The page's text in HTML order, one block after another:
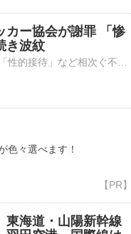
カー協会が謝罪 「惨
き波紋
色々選べます！
海道・山陽新幹線